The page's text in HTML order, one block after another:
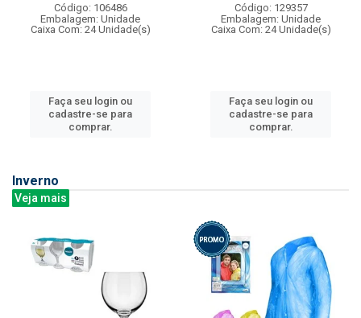
Código: 106486
Embalagem: Unidade
Caixa Com: 24 Unidade(s)
Faça seu login ou
cadastre-se para
comprar.
Código: 129357
Embalagem: Unidade
Caixa Com: 24 Unidade(s)
Faça seu login ou
cadastre-se para
comprar.
Inverno
Veja mais